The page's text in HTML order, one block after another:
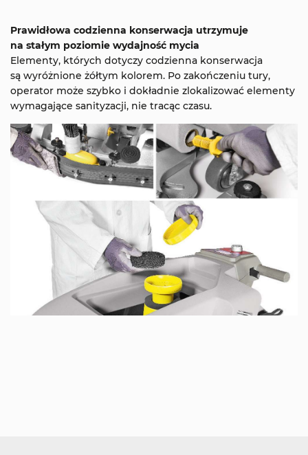
Prawidłowa codzienna konserwacja utrzymuje
na stałym poziomie wydajność mycia
Elementy, których dotyczy codzienna konserwacja
są wyróżnione żółtym kolorem. Po zakończeniu tury,
operator może szybko i dokładnie zlokalizować elementy
wymagające sanityzacji, nie tracąc czasu.